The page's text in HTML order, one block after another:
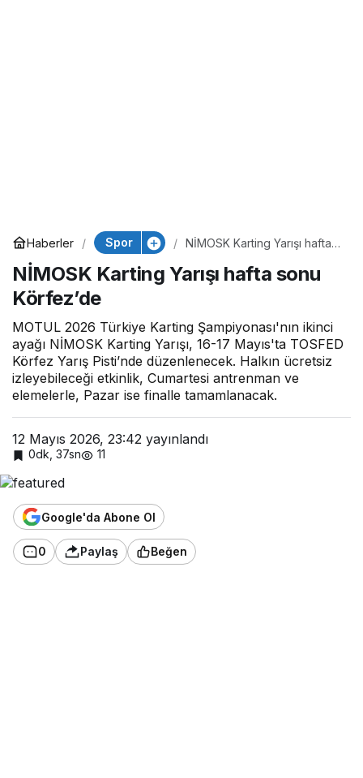
Haberler Spor
NİMOSK Karting Yarışı hafta
NİMOSK Karting Yarışı hafta sonu
Körfez’de
MOTUL 2026 Türkiye Karting Şampiyonası'nın ikinci
ayağı NİMOSK Karting Yarışı, 16-17 Mayıs'ta TOSFED
Körfez Yarış Pisti’nde düzenlenecek. Halkın ücretsiz
izleyebileceği etkinlik, Cumartesi antrenman ve
elemelerle, Pazar ise finalle tamamlanacak.
12 Mayıs 2026, 23:42 yayınlandı
0dk, 37sn 11
Google'da Abone Ol
0 Paylaş Beğen